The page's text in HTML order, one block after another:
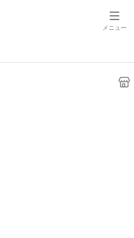
メニュー